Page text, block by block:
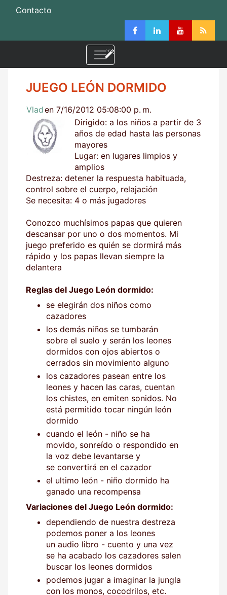
Contacto
JUEGO LEÓN DORMIDO
Vladen 7/16/2012 05:08:00 p. m.
Dirigido: a los niños a partir de 3
años de edad hasta las personas
mayores
Lugar: en lugares limpios y
amplios
Destreza: detener la respuesta habituada,
control sobre el cuerpo, relajación
Se necesita: 4 o más jugadores
Conozco muchísimos papas que quieren
descansar por uno o dos momentos. Mi
juego preferido es quién se dormirá más
rápido y los papas llevan siempre la
delantera
Reglas del Juego León dormido:
se elegirán dos niños como
cazadores
los demás niños se tumbarán
sobre el suelo y serán los leones
dormidos con ojos abiertos o
cerrados sin movimiento alguno
los cazadores pasean entre los
leones y hacen las caras, cuentan
los chistes, en emiten sonidos. No
está permitido tocar ningún león
dormido
cuando el león - niño se ha
movido, sonreído o respondido en
la voz debe levantarse y
se convertirá en el cazador
el ultimo león - niño dormido ha
ganado una recompensa
Variaciones del Juego León dormido:
dependiendo de nuestra destreza
podemos poner a los leones
un audio libro - cuento y una vez
se ha acabado los cazadores salen
buscar los leones dormidos
podemos jugar a imaginar la jungla
con los monos, cocodrilos, etc.